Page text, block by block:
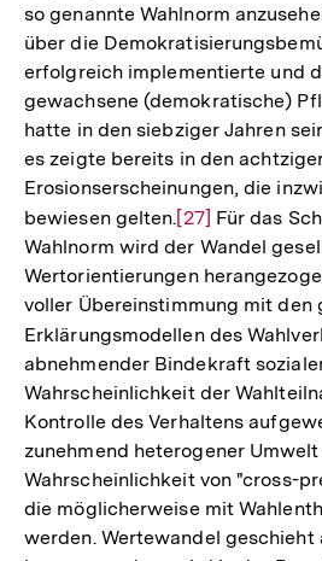
so genannte Wahlnorm
über die
erfolgreich implementierte und
gewachsene (demokratische)
hatte in den siebziger Jahren
es zeigte bereits in den
Erosionserscheinungen, die
bewiesen gelten.Zur
Auflösung
der
Fußnote
[27] Für das
Wahlnorm wird der Wandel
Wertorientierungen
voller Übereinstimmung mit den
Erklärungsmodellen des
abnehmender Bindekraft
Wahrscheinlichkeit der
Kontrolle des Verhaltens
zunehmend heterogener
Wahrscheinlichkeit von "cross-
die möglicherweise mit
werden. Wertewandel geschieht